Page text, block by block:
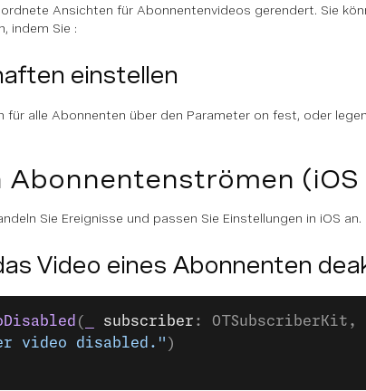
Ansichten für Abonnentenvideos gerendert. Sie
indem Sie :
einstellen
für alle Abonnenten über den Parameter on fest, oder
Abonnentenströmen
Sie Ereignisse und passen Sie Einstellungen in iOS an.
Video eines Abonnenten
( subscriber : OTSubscriberKit,
video disabled." )